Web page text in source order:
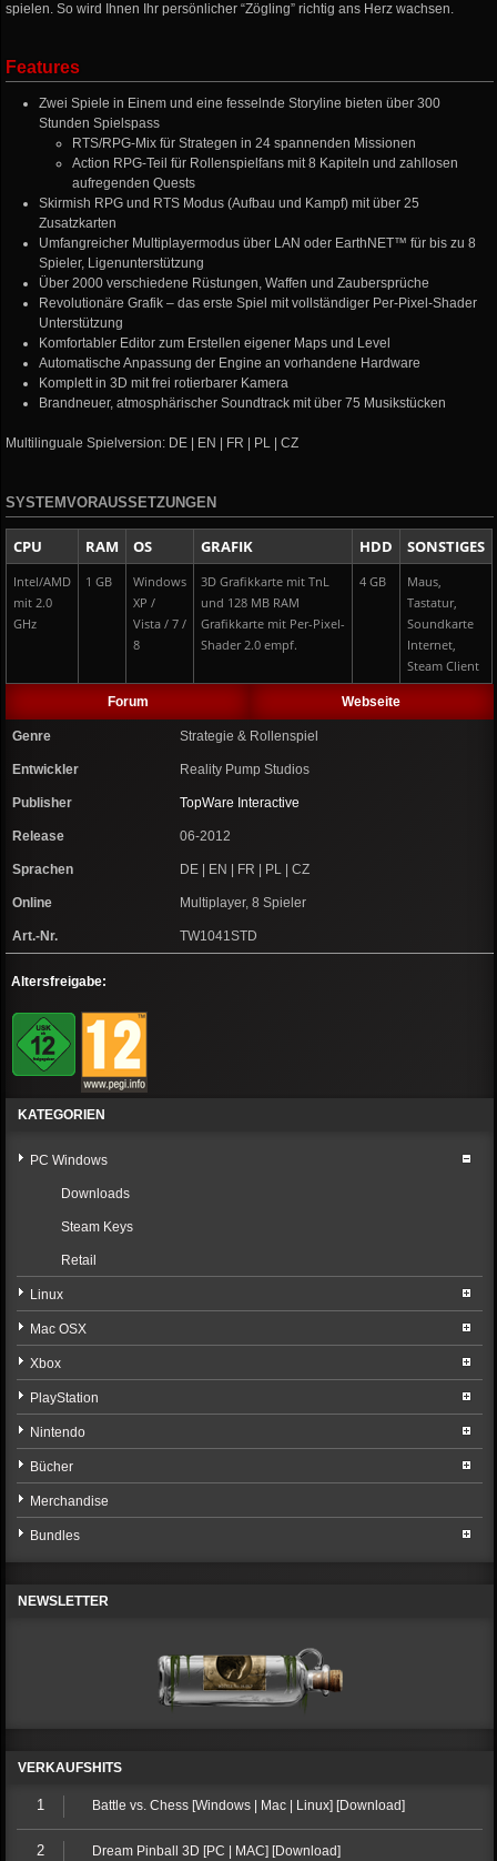
spielen. So wird Ihnen Ihr persönlicher “Zögling” richtig ans Herz wachsen.
Features
Zwei Spiele in Einem und eine fesselnde Storyline bieten über 300
Stunden Spielspass
RTS/RPG-Mix für Strategen in 24 spannenden Missionen
Action RPG-Teil für Rollenspielfans mit 8 Kapiteln und zahllosen
aufregenden Quests
Skirmish RPG und RTS Modus (Aufbau und Kampf) mit über 25
Zusatzkarten
Umfangreicher Multiplayermodus über LAN oder EarthNET™ für bis zu 8
Spieler, Ligenunterstützung
Über 2000 verschiedene Rüstungen, Waffen und Zaubersprüche
Revolutionäre Grafik – das erste Spiel mit vollständiger Per-Pixel-Shader
Unterstützung
Komfortabler Editor zum Erstellen eigener Maps und Level
Automatische Anpassung der Engine an vorhandene Hardware
Komplett in 3D mit frei rotierbarer Kamera
Brandneuer, atmosphärischer Soundtrack mit über 75 Musikstücken
Multilinguale Spielversion: DE | EN | FR | PL | CZ
SYSTEMVORAUSSETZUNGEN
CPU RAM OS GRAFIK HDD SONSTIGES
Intel/AMD
mit 2.0
GHz
1 GB
Windows
XP /
Vista / 7 /
8
3D Grafikkarte mit TnL
und 128 MB RAM
Grafikkarte mit Per-Pixel-
Shader 2.0 empf.
4 GB
Maus,
Tastatur,
Soundkarte
Internet,
Steam Client
Forum Webseite
Genre Strategie & Rollenspiel
Entwickler Reality Pump Studios
Publisher TopWare Interactive
Release 06-2012
Sprachen DE | EN | FR | PL | CZ
Online Multiplayer, 8 Spieler
Art.-Nr. TW1041STD
Altersfreigabe:
KATEGORIEN
PC Windows
Downloads
Steam Keys
Retail
Linux
Mac OSX
Xbox
PlayStation
Nintendo
Bücher
Merchandise
Bundles
NEWSLETTER
VERKAUFSHITS
1 Battle vs. Chess [Windows | Mac | Linux] [Download]
2 Dream Pinball 3D [PC | MAC] [Download]